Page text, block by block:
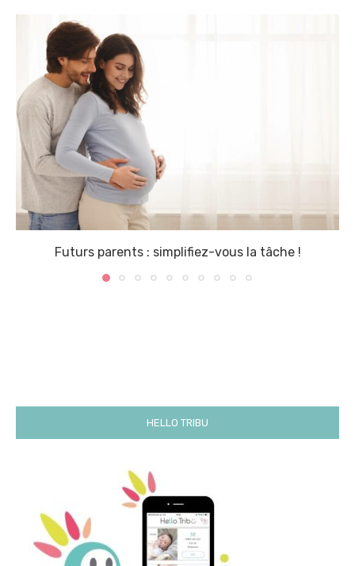
Futurs parents : simplifiez-vous la tâche !
HELLO TRIBU